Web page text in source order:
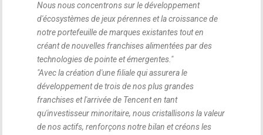
Nous nous concentrons sur le développement
d'écosystèmes de jeux pérennes et la croissance de
notre portefeuille de marques existantes tout en
créant de nouvelles franchises alimentées par des
technologies de pointe et émergentes."
"Avec la création d'une filiale qui assurera le
développement de trois de nos plus grandes
franchises et l'arrivée de Tencent en tant
qu'investisseur minoritaire, nous cristallisons la valeur
de nos actifs, renforçons notre bilan et créons les